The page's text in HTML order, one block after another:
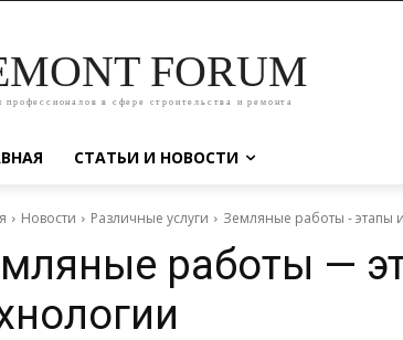
FORUM
профессионалов в сфере строительства и ремонта
СТАТЬИ И НОВОСТИ
Новости Различные услуги Земляные работы - этапы
работы —